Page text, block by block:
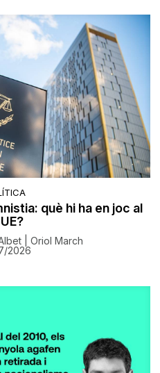
què hi ha en joc al
| Oriol March
2026